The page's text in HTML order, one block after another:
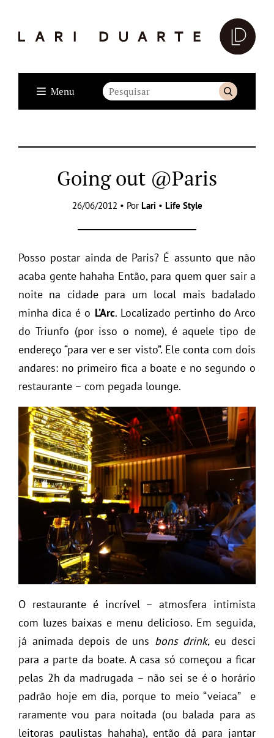
Menu
Going out @Paris
26/06/2012 • Por Lari • Life Style
Posso postar ainda de Paris? É assunto que não
acaba gente hahaha Então, para quem quer sair a
noite na cidade para um local mais badalado
minha dica é o L’Arc. Localizado pertinho do Arco
do Triunfo (por isso o nome), é aquele tipo de
endereço “para ver e ser visto”. Ele conta com dois
andares: no primeiro fica a boate e no segundo o
restaurante – com pegada lounge.
O restaurante é incrível – atmosfera intimista
com luzes baixas e menu delicioso. Em seguida,
já animada depois de uns bons drink, eu desci
para a parte da boate. A casa só começou a ficar
pelas 2h da madrugada – não sei se é o horário
padrão hoje em dia, porque to meio “veiaca” e
raramente vou para noitada (ou balada para as
leitoras paulistas hahaha), então dá para jantar